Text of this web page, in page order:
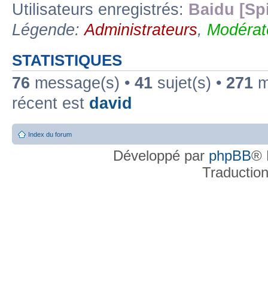
Utilisateurs enregistrés: Baidu
Légende:Administrateurs,
STATISTIQUES
76 message(s) • 41 sujet(s) • 271
récent est david
Index du forum
Développé par phpBB®